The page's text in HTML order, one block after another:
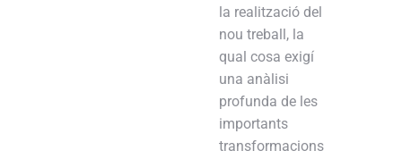
la realització del
nou treball, la
qual cosa exigí
una anàlisi
profunda de les
importants
transformacions